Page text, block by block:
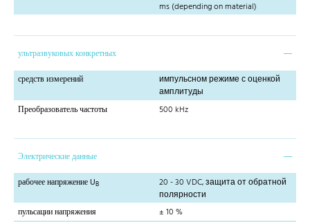
ms (depending on material)
ультразвуковых конкретных
средств измерений
импульсном режиме с оценкой
амплитуды
Преобразователь частоты
500 kHz
Электрические данные
рабочее напряжение UB
20 - 30 VDC, защита от обратной
полярности
пульсации напряжения
± 10 %